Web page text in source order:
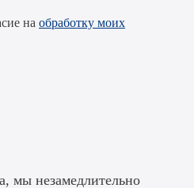
на обработку моих
мы незамедлительно